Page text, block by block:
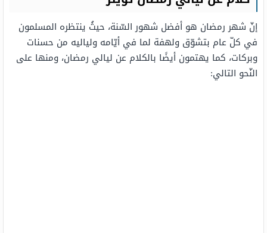
إنّ شهر رمضان هو أفضل شهور السّنة، حيثُ ينتظره المسلمون
في كلّ عام بتشوّق ولهفة لما في أيّامه ولياليه من حسنات
وبركات، كما يهتمون أيضًا بالكلام عن ليالي رمضان، ومنها على
النّحو التالي: